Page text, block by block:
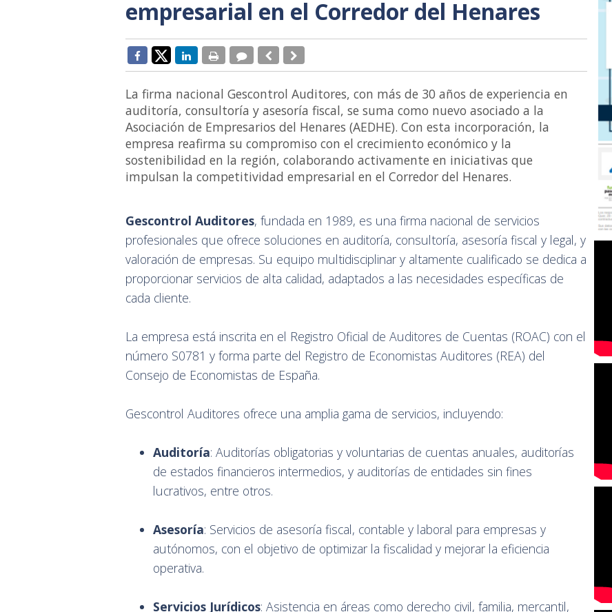
empresarial en el Corredor del Henares
La firma nacional Gescontrol Auditores, con más de 30 años de experiencia en
auditoría, consultoría y asesoría fiscal, se suma como nuevo asociado a la
Asociación de Empresarios del Henares (AEDHE). Con esta incorporación, la
empresa reafirma su compromiso con el crecimiento económico y la
sostenibilidad en la región, colaborando activamente en iniciativas que
impulsan la competitividad empresarial en el Corredor del Henares.
Gescontrol Auditores, fundada en 1989, es una firma nacional de servicios
profesionales que ofrece soluciones en auditoría, consultoría, asesoría fiscal y legal, y
valoración de empresas. Su equipo multidisciplinar y altamente cualificado se dedica a
proporcionar servicios de alta calidad, adaptados a las necesidades específicas de
cada cliente.
La empresa está inscrita en el Registro Oficial de Auditores de Cuentas (ROAC) con el
número S0781 y forma parte del Registro de Economistas Auditores (REA) del
Consejo de Economistas de España.
Gescontrol Auditores ofrece una amplia gama de servicios, incluyendo:
Auditoría: Auditorías obligatorias y voluntarias de cuentas anuales, auditorías
de estados financieros intermedios, y auditorías de entidades sin fines
lucrativos, entre otros.
Asesoría: Servicios de asesoría fiscal, contable y laboral para empresas y
autónomos, con el objetivo de optimizar la fiscalidad y mejorar la eficiencia
operativa.
Servicios Jurídicos: Asistencia en áreas como derecho civil, familia, mercantil,